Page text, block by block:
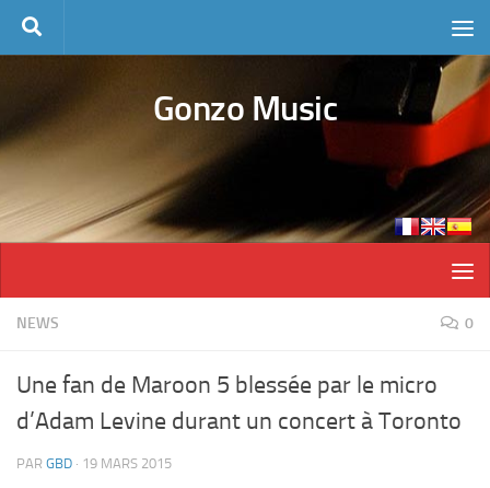
Skip to content
Gonzo Music
NEWS 0
Une fan de Maroon 5 blessée par le micro
d’Adam Levine durant un concert à Toronto
PAR GBD · 19 MARS 2015